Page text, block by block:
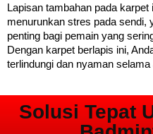
Lapisan tambahan pada
menurunkan stres pada sendi,
penting bagi pemain yang
Dengan karpet berlapis ini,
terlindungi dan nyaman
Solusi Tepat